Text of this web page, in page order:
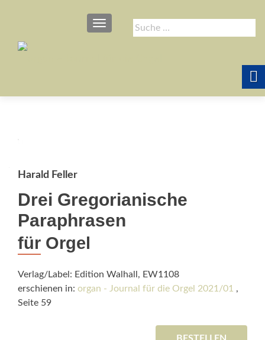
Suche
nach:
SCHALTE NAVIGATION
Harald Feller
Drei Gregorianische
Paraphrasen
für Orgel
Verlag/Label: Edition Walhall, EW1108
erschienen in: organ - Journal für die Orgel 2021/01 ,
Seite 59